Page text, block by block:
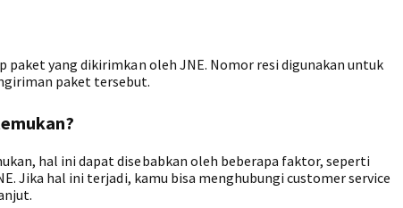
yang dikirimkan oleh JNE. Nomor resi digunakan untuk
paket tersebut.
hal ini dapat disebabkan oleh beberapa faktor, seperti
Jika hal ini terjadi, kamu bisa menghubungi customer service